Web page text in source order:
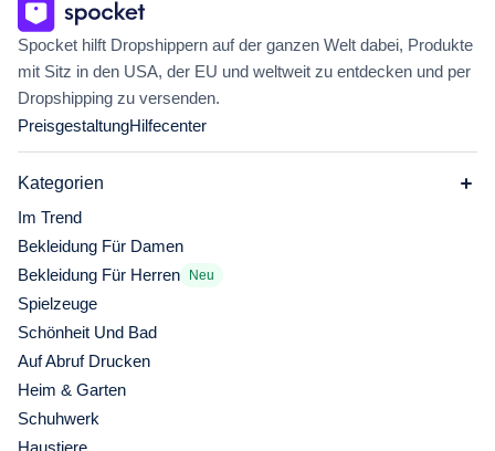
Spocket hilft Dropshippern auf der ganzen Welt dabei, Produkte
mit Sitz in den USA, der EU und weltweit zu entdecken und per
Dropshipping zu versenden.
PreisgestaltungHilfecenter
Kategorien
Im Trend
Bekleidung Für Damen
Bekleidung Für Herren
Neu
Spielzeuge
Schönheit Und Bad
Auf Abruf Drucken
Heim & Garten
Schuhwerk
Haustiere